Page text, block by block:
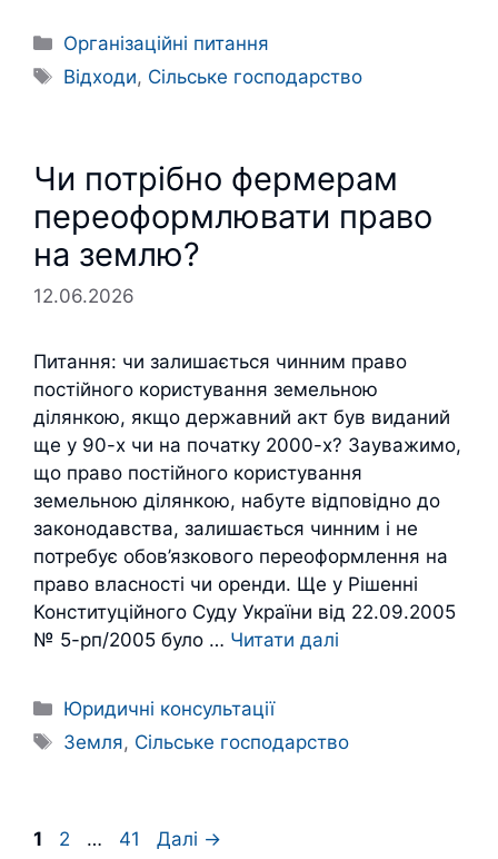
Категорії
Організаційні питання
Позначки
Відходи, Сільське господарство
Чи потрібно фермерам
переоформлювати право
на землю?
12.06.2026
Питання: чи залишається чинним право
постійного користування земельною
ділянкою, якщо державний акт був виданий
ще у 90-х чи на початку 2000-х? Зауважимо,
що право постійного користування
земельною ділянкою, набуте відповідно до
законодавства, залишається чинним і не
потребує обов’язкового переоформлення на
право власності чи оренди. Ще у Рішенні
Конституційного Суду України від 22.09.2005
№ 5-рп/2005 було … Читати далі
Категорії
Юридичні консультації
Позначки
Земля, Сільське господарство
Сторінка
1 Сторінка
2 … Сторінка
41 Далі →